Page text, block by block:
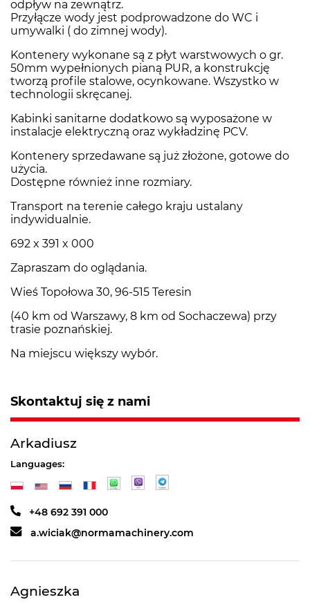
odpływ na zewnątrz.
Przyłącze wody jest podprowadzone do WC i
umywalki ( do zimnej wody).
Kontenery wykonane są z płyt warstwowych o gr.
50mm wypełnionych pianą PUR, a konstrukcję
tworzą profile stalowe, ocynkowane. Wszystko w
technologii skręcanej.
Kabinki sanitarne dodatkowo są wyposażone w
instalacje elektryczną oraz wykładzinę PCV.
Kontenery sprzedawane są już złożone, gotowe do
użycia.
Dostępne również inne rozmiary.
Transport na terenie całego kraju ustalany
indywidualnie.
692 x 391 x 000
Zapraszam do oglądania.
Wieś Topołowa 30, 96-515 Teresin
(40 km od Warszawy, 8 km od Sochaczewa) przy
trasie poznańskiej.
Na miejscu większy wybór.
Skontaktuj się z nami
Arkadiusz
Languages:
+48 692 391 000
a.wiciak@normamachinery.com
Agnieszka